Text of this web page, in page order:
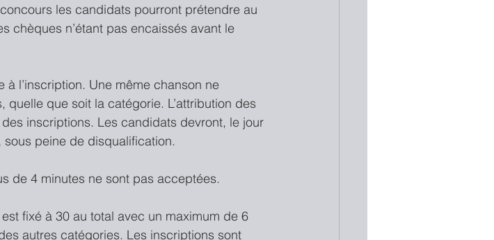
les candidats pourront prétendre au
chèques n’étant pas encaissés avant le
l’inscription. Une même chanson ne
que soit la catégorie. L’attribution des
inscriptions. Les candidats devront, le jour
peine de disqualification.
de 4 minutes ne sont pas acceptées.
fixé à 30 au total avec un maximum de 6
autres catégories. Les inscriptions sont